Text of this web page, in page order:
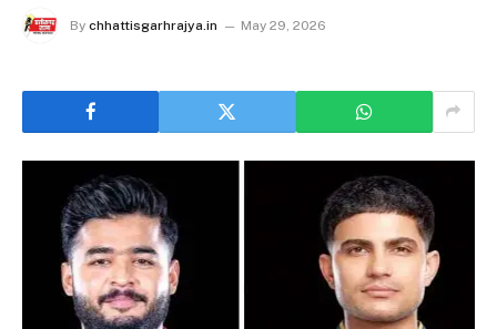
By chhattisgarhrajya.in May 29, 2026